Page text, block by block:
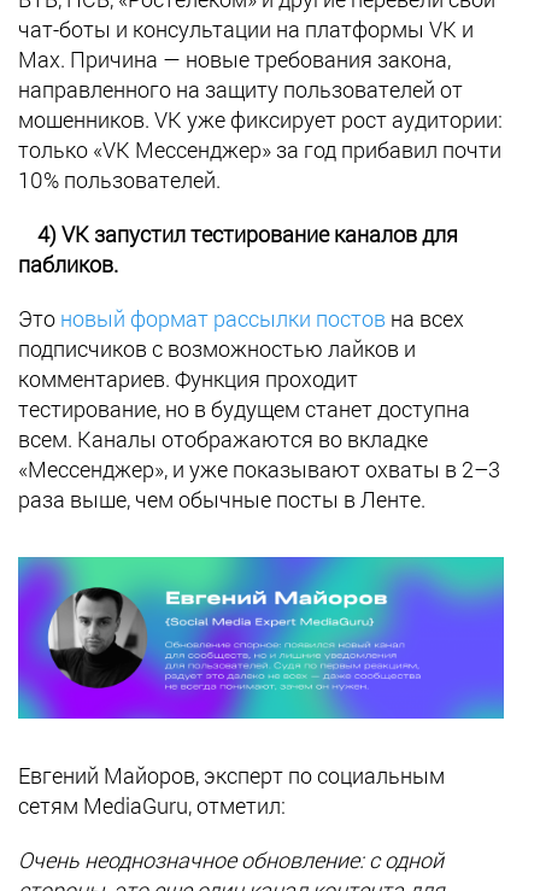
чат-боты и консультации на платформы VK и
Max. Причина — новые требования закона,
направленного на защиту пользователей от
мошенников. VK уже фиксирует рост аудитории:
только «VK Мессенджер» за год прибавил почти
10% пользователей.
4) VK запустил тестирование каналов для
пабликов.
Это новый формат рассылки постов на всех
подписчиков с возможностью лайков и
комментариев. Функция проходит
тестирование, но в будущем станет доступна
всем. Каналы отображаются во вкладке
«Мессенджер», и уже показывают охваты в 2–3
раза выше, чем обычные посты в Ленте.
Евгений Майоров, эксперт по социальным
сетям MediaGuru, отметил:
Очень неоднозначное обновление: с одной